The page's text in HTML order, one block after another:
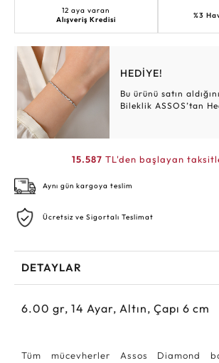
12 aya varan
Alışveriş Kredisi
%3
HEDİYE!
Bu ürünü satın
Bileklik ASSOS’tan
15.587 TL'den başlayan
Aynı gün kargoya teslim
Ücretsiz ve Sigortalı Teslimat
DETAYLAR
6.00 gr, 14 Ayar, Altın, Çapı 6 cm
Tüm mücevherler Assos Diamond